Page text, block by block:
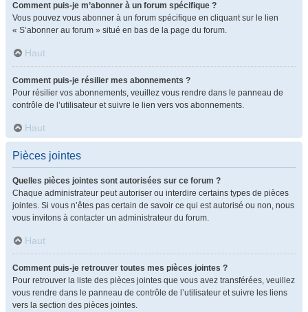
Comment puis-je m’abonner à un forum spécifique ?
Vous pouvez vous abonner à un forum spécifique en cliquant sur le lien
« S’abonner au forum » situé en bas de la page du forum.
Haut
Comment puis-je résilier mes abonnements ?
Pour résilier vos abonnements, veuillez vous rendre dans le panneau de
contrôle de l’utilisateur et suivre le lien vers vos abonnements.
Haut
Pièces jointes
Quelles pièces jointes sont autorisées sur ce forum ?
Chaque administrateur peut autoriser ou interdire certains types de pièces
jointes. Si vous n’êtes pas certain de savoir ce qui est autorisé ou non, nous
vous invitons à contacter un administrateur du forum.
Haut
Comment puis-je retrouver toutes mes pièces jointes ?
Pour retrouver la liste des pièces jointes que vous avez transférées, veuillez
vous rendre dans le panneau de contrôle de l’utilisateur et suivre les liens
vers la section des pièces jointes.